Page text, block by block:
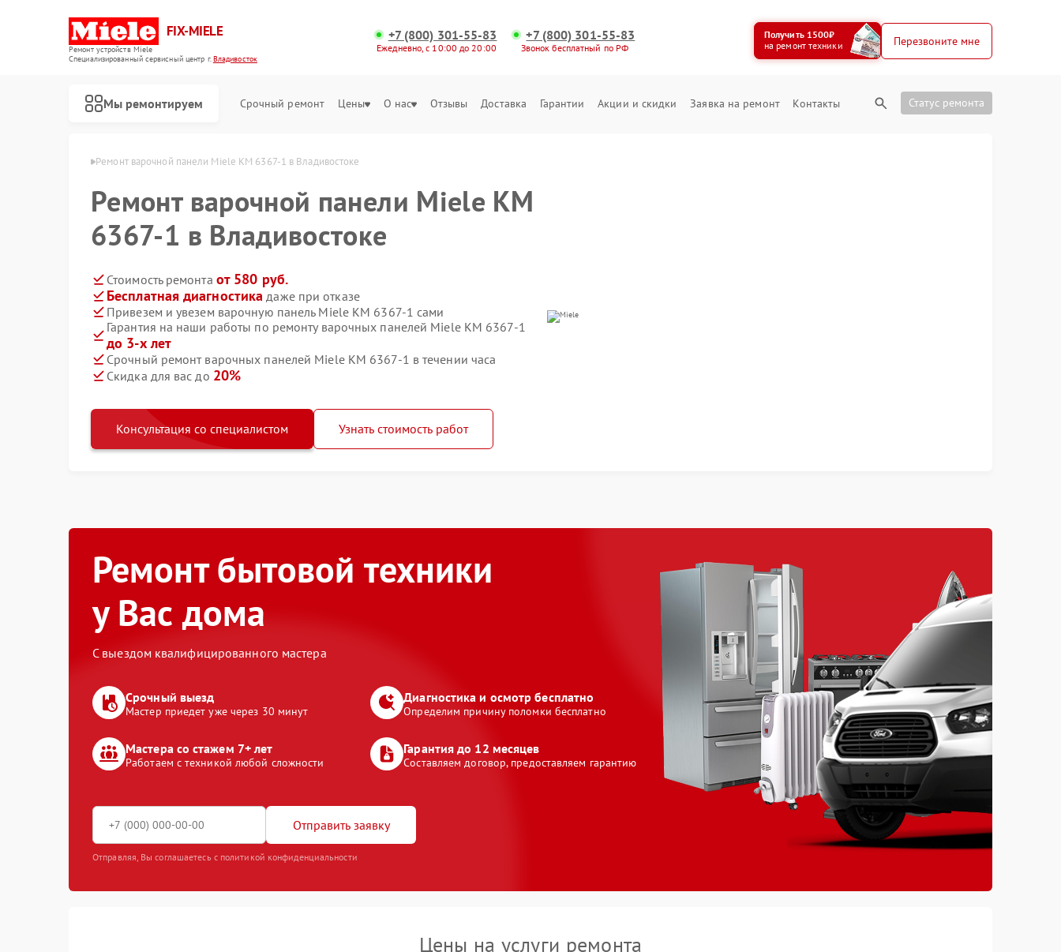
FIX-MIELE
Ремонт устройств Miele
Специализированный cервисный центр г.Владивосток
+7 (800) 301-55-83
Ежедневно, с 10:00 до 20:00
+7 (800) 301-55-83
Звонок бесплатный по РФ
Получить 1500₽
на ремонт техники
Перезвоните мне
Мы ремонтируем Срочный ремонт Цены О нас Отзывы Доставка Гарантии Акции и скидки Заявка на ремонт Контакты Статус ремонта
в Владивостоке Ремонт варочной панели Miele KM 6367-1 в Владивостоке
Ремонт варочной панели Miele KM
6367-1 в Владивостоке
Стоимость ремонта от 580 руб.
Бесплатная диагностика даже при отказе
Привезем и увезем варочную панель Miele KM 6367-1 сами
Гарантия на наши работы по ремонту варочных панелей Miele KM 6367-1
до 3-х лет
Срочный ремонт варочных панелей Miele KM 6367-1 в течении часа
Скидка для вас до 20%
Консультация со специалистом Узнать стоимость работ
Ремонт бытовой техники
у Вас дома
С выездом квалифицированного мастера
Срочный выезд
Мастер приедет уже через 30 минут
Диагностика и осмотр бесплатно
Определим причину поломки бесплатно
Мастера со стажем 7+ лет
Работаем с техникой любой сложности
Гарантия до 12 месяцев
Составляем договор, предоставляем гарантию
Отправить заявку
Отправляя, Вы соглашаетесь с политикой конфиденциальности
Цены на услуги ремонта